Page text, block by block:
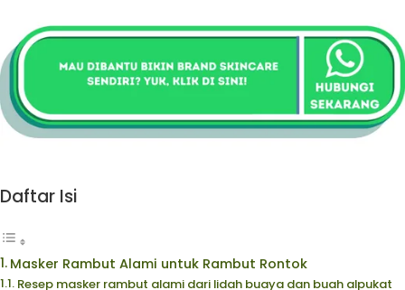
Daftar Isi
Masker Rambut Alami untuk Rambut Rontok
Resep masker rambut alami dari lidah buaya dan buah alpukat